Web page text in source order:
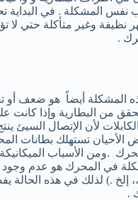
نفس المشكلة . في البداية
نظيفة وغير متأكلة حتي لا
.
المشكلة أيضاً هو ضعف أو
من البطارية وإذا كانت
لأن الإتصال السيئ
تستهلك بطانات
.ومن الأسباب
في المحرك هو عدم وجود
إلخ .) لذلك في هذه الحالة
.